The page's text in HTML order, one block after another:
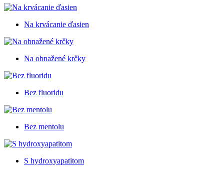
Na krvácanie ďasien
Na obnažené krčky
Bez fluoridu
Bez mentolu
S hydroxyapatitom